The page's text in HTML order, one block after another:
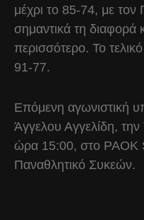
μέχρι το 85-74, με τον
σημαντικά τη διαφορά
περισσότερο. Το
91-77.
Επόμενη αγωνιστική
Άγγελου Αγγελίδη,
ώρα 15:00, στο PAOK
Παναθλητικό Συκεών.